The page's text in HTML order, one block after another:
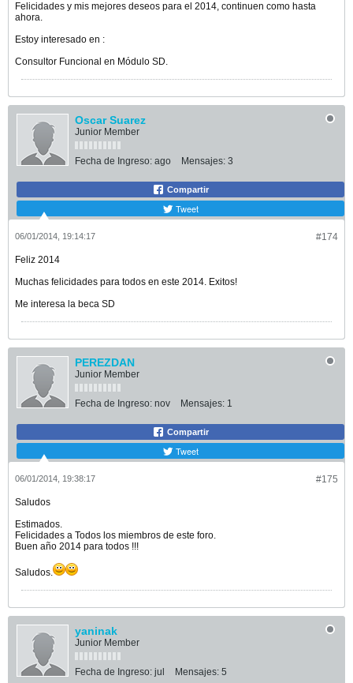
Felicidades y mis mejores deseos para el 2014, continuen como hasta
ahora.
Estoy interesado en :
Consultor Funcional en Módulo SD.
Oscar Suarez
Junior Member
Fecha de Ingreso: ago Mensajes: 3
Compartir
Tweet
#174
06/01/2014, 19:14:17
Feliz 2014
Muchas felicidades para todos en este 2014. Exitos!
Me interesa la beca SD
PEREZDAN
Junior Member
Fecha de Ingreso: nov Mensajes: 1
Compartir
Tweet
#175
06/01/2014, 19:38:17
Saludos
Estimados.
Felicidades a Todos los miembros de este foro.
Buen año 2014 para todos !!!
Saludos.
yaninak
Junior Member
Fecha de Ingreso: jul Mensajes: 5